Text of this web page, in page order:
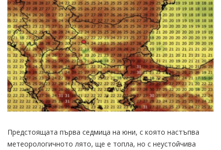
Предстоящата първа седмица на юни, с която настъпва
метеорологичното лято, ще е топла, но с неустойчива